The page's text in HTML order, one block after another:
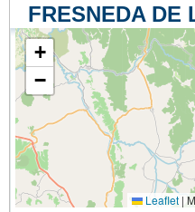
FRESNEDA DE
+
−
Leaflet |